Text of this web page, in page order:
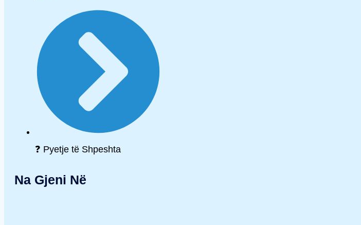
❓ Pyetje të Shpeshta
Na Gjeni Në